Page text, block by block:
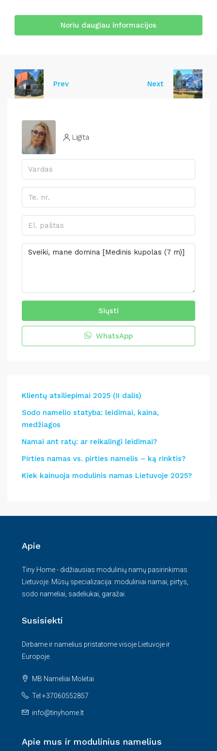
Noriu daugiau informacijos
Prev Next
Ligita
Siųsti
WhatsApp
Klientų atsiliepimai 2025 (II dalis)
Sodo namelio statyba: leidimai, kaina,
medžiagos
Namai ant ratų: ar reikalingi leidimai?
Pirties namas vs. pirties namelis – ką rinktis?
Kiek kainuoja modulinis namas Lietuvoje 2025?
Apie
Tiny Home - didžiausias modulinių namų pasirinkimas
Lietuvoje. Mūsų specializacija: moduliniai namai, pirtys,
sodo nameliai, sadeliukai, garažai.
Susisiekti
Dirbame ir namelius pristatome visoje Lietuvoje ir
Europoje.
MB Nameliai Molėtai
Tel:+37060552857
info@tinyhome.lt
Apie mus ir modulinius namelius